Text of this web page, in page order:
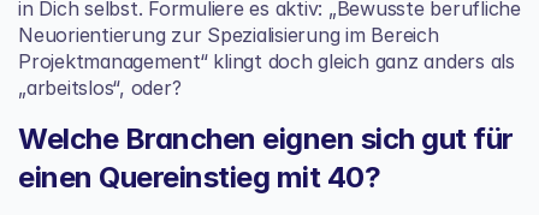
in Dich selbst. Formuliere es aktiv: „Bewusste berufliche
Neuorientierung zur Spezialisierung im Bereich
Projektmanagement“ klingt doch gleich ganz anders als
„arbeitslos“, oder?
Welche Branchen eignen sich gut für
einen Quereinstieg mit 40?